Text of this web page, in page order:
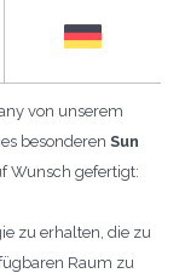
von unserem
besonderen Sun
Wunsch gefertigt:
zu erhalten, die zu
Raum zu